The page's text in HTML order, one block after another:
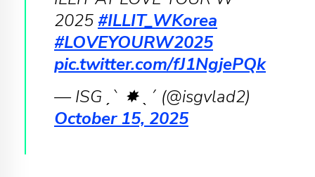
2025#ILLIT_WKorea
#LOVEYOURW2025
pic.twitter.com/fJ1NgjePQk
— ISG ˏˋ ✸ ˎˊ (@isgvlad2)
October 15, 2025